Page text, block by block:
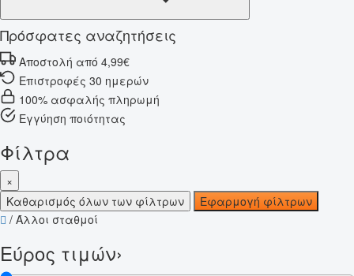
Πρόσφατες αναζητήσεις
Αποστολή από 4,99€
Επιστροφές 30 ημερών
100% ασφαλής πληρωμή
Εγγύηση ποιότητας
Φίλτρα
×
Καθαρισμός όλων των φίλτρων
Εφαρμογή φίλτρων
/ Άλλοι σταθμοί
Εύρος τιμών›